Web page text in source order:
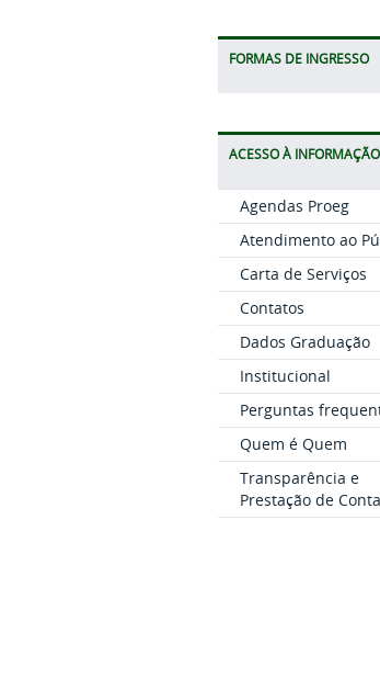
FORMAS DE INGRESSO
ACESSO À INFORMAÇÃO
Agendas Proeg
Atendimento ao
Carta de Serviços
Contatos
Dados Graduação
Institucional
Perguntas
Quem é Quem
Transparência e
Prestação de